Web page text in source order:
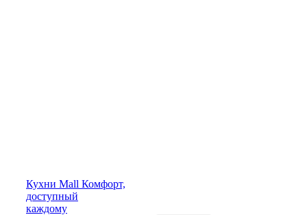
Кухни Mall Комфорт,
доступный
каждому